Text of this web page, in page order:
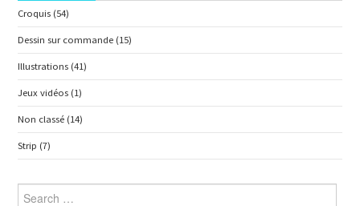
Croquis (54)
Dessin sur commande (15)
Illustrations (41)
Jeux vidéos (1)
Non classé (14)
Strip (7)
Search for: